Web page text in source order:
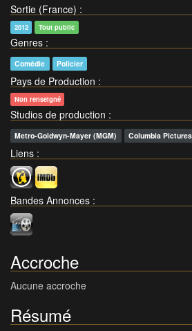
Sortie (France) :
2012 Tout public
Genres :
Comédie Policier
Pays de Production :
Non renseigné
Studios de production :
Metro-Goldwyn-Mayer (MGM) Columbia Pictures
Liens :
Bandes Annonces :
Accroche
Aucune accroche
Résumé